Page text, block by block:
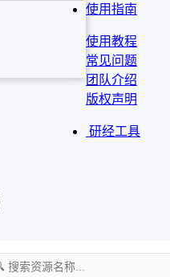
使用指南
使用教程
常见问题
团队介绍
版权声明
研经工具